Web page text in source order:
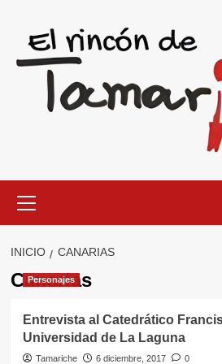
contenido
primario
INICIO CANARIAS
Canarias
Personajes
Entrevista al Catedrático
Universidad de La Laguna
Tamariche 6 diciembre, 2017 0